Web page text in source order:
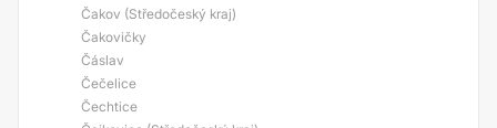
Čakov (Středočeský kraj)
Čakovičky
Čáslav
Čečelice
Čechtice